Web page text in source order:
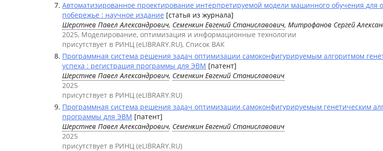
Автоматизированное проектирование интерпретируемой модели машинного обучения для
побережье : научное издание [статья из журнала]
Шерстнев Павел Александрович, Семенкин Евгений Станиславович, Митрофанов Сергей
2025, Моделирование, оптимизация и информационные технологии
присутствует в РИНЦ (eLIBRARY.RU), Список ВАК
Программная система решения задач оптимизации самоконфигурируемым алгоритмом
успеха : регистрация программы для ЭВМ [патент]
Шерстнев Павел Александрович, Семенкин Евгений Станиславович
2025
присутствует в РИНЦ (eLIBRARY.RU)
Программная система решения задач оптимизации самоконфигурируемым генетическим
программы для ЭВМ [патент]
Шерстнев Павел Александрович, Семенкин Евгений Станиславович
2025
присутствует в РИНЦ (eLIBRARY.RU)